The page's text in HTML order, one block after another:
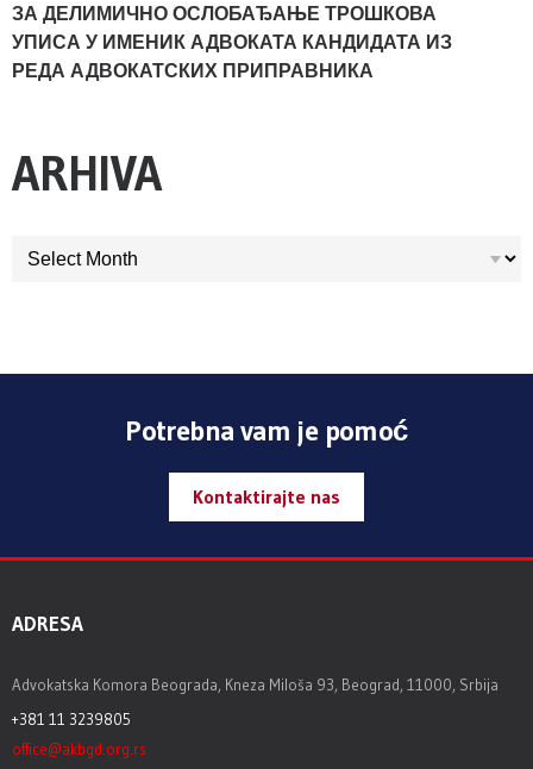
ЗА ДЕЛИМИЧНО ОСЛОБАЂАЊЕ ТРОШКОВА
УПИСА У ИМЕНИК АДВОКАТА КАНДИДАТА ИЗ
РЕДА АДВОКАТСКИХ ПРИПРАВНИКА
ARHIVA
ARHIVA
Potrebna vam je pomoć
Kontaktirajte nas
ADRESA
Advokatska Komora Beograda, Kneza Miloša 93, Beograd, 11000, Srbija
+381 11 3239805
office@akbgd.org.rs